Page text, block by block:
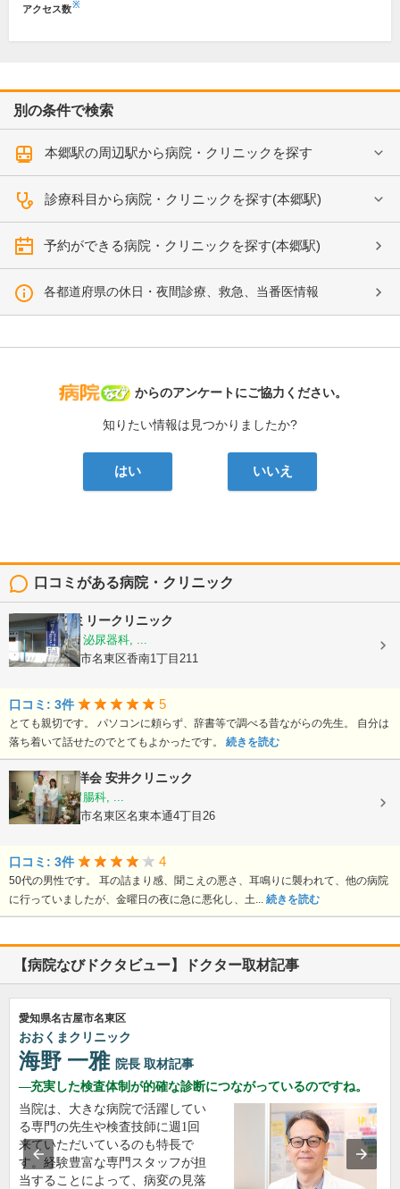
アクセス数※
別の条件で検索
本郷駅の周辺駅から病院・クリニックを探す
診療科目から病院・クリニックを探す(本郷駅)
予約ができる病院・クリニックを探す(本郷駅)
各都道府県の休日・夜間診療、救急、当番医情報
病院なび
からのアンケートにご協力ください。
知りたい情報は見つかりましたか?
はい いいえ
口コミがある病院・クリニック
猪子石ファミリークリニック
内科, 小児科, 泌尿器科, ...
愛知県名古屋市名東区香南1丁目211
口コミ: 3件 5
とても親切です。 パソコンに頼らず、辞書等で調べる昔ながらの先生。 自分は
落ち着いて話せたのでとてもよかったです。 続きを読む
医療法人 貞洋会 安井クリニック
内科, 外科, 胃腸科, ...
愛知県名古屋市名東区名東本通4丁目26
口コミ: 3件 4
50代の男性です。 耳の詰まり感、聞こえの悪さ、耳鳴りに襲われて、他の病院
に行っていましたが、金曜日の夜に急に悪化し、土... 続きを読む
【病院なびドクタビュー】ドクター取材記事
愛知県名古屋市名東区
おおくまクリニック
海野 一雅 院長 取材記事
充実した検査体制が的確な診断につながっているのですね。
当院は、大きな病院で活躍してい
る専門の先生や検査技師に週1回
来ていただいているのも特長で
す。経験豊富な専門スタッフが担
当することによって、病変の見落